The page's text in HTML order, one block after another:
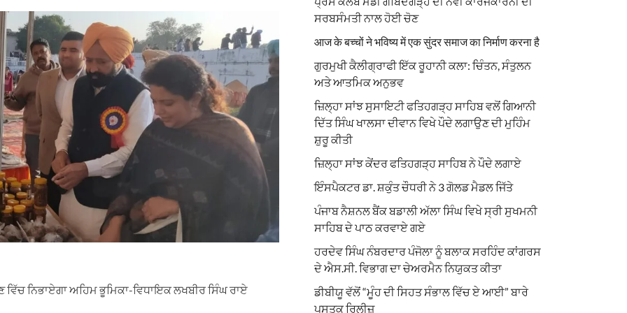
ਨਿਭਾਏਗਾ ਅਹਿਮ ਭੂਮਿਕਾ-ਵਿਧਾਇਕ ਲਖਬੀਰ ਸਿੰਘ ਰਾਏ
ਸਰਬਸੰਮਤੀ ਨਾਲ ਹੋਈ ਚੋਣ
आज के बच्चों ने भविष्य में एक सुंदर समाज का निर्माण करना है
ਗੁਰਮੁਖੀ ਕੈਲੀਗ੍ਰਾਫੀ ਇੱਕ ਰੂਹਾਨੀ ਕਲਾ: ਚਿੰਤਨ, ਸੰਤੁਲਨ
ਅਤੇ ਆਤਮਿਕ ਅਨੁਭਵ
ਜ਼ਿਲ੍ਹਾ ਸਾਂਝ ਸੁਸਾਇਟੀ ਫਤਿਹਗੜ੍ਹ ਸਾਹਿਬ ਵਲੋਂ ਗਿਆਨੀ
ਦਿੱਤ ਸਿੰਘ ਖਾਲਸਾ ਦੀਵਾਨ ਵਿਖੇ ਪੌਦੇ ਲਗਾਉਣ ਦੀ ਮੁਹਿੰਮ
ਸ਼ੁਰੂ ਕੀਤੀ
ਜ਼ਿਲ੍ਹਾ ਸਾਂਝ ਕੇਂਦਰ ਫਤਿਹਗੜ੍ਹ ਸਾਹਿਬ ਨੇ ਪੌਦੇ ਲਗਾਏ
ਇੰਸਪੈਕਟਰ ਡਾ. ਸ਼ਕੁੰਤ ਚੌਧਰੀ ਨੇ 3 ਗੋਲਡ ਮੈਡਲ ਜਿੱਤੇ
ਪੰਜਾਬ ਨੈਸ਼ਨਲ ਬੈਂਕ ਬਡਾਲੀ ਅੱਲਾ ਸਿੰਘ ਵਿਖੇ ਸ੍ਰੀ ਸੁਖਮਨੀ
ਸਾਹਿਬ ਦੇ ਪਾਠ ਕਰਵਾਏ ਗਏ
ਹਰਦੇਵ ਸਿੰਘ ਨੰਬਰਦਾਰ ਪੰਜੋਲਾ ਨੂੰ ਬਲਾਕ ਸਰਹਿੰਦ ਕਾਂਗਰਸ
ਦੇ ਐਸ.ਸੀ. ਵਿਭਾਗ ਦਾ ਚੇਅਰਮੈਨ ਨਿਯੁਕਤ ਕੀਤਾ
ਡੀਬੀਯੂ ਵੱਲੋਂ “ਮੂੰਹ ਦੀ ਸਿਹਤ ਸੰਭਾਲ ਵਿੱਚ ਏ ਆਈ” ਬਾਰੇ
ਪੁਸਤਕ ਰਿਲੀਜ਼